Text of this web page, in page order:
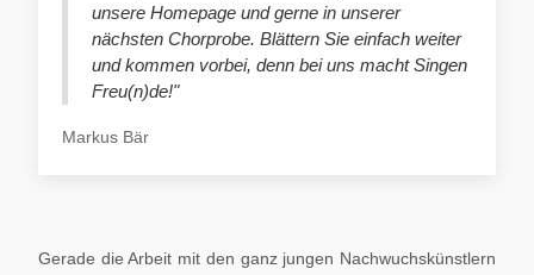
unsere Homepage und gerne in unserer
nächsten Chorprobe. Blättern Sie einfach weiter
und kommen vorbei, denn bei uns macht Singen
Freu(n)de!"
Markus Bär
Gerade die Arbeit mit den ganz jungen Nachwuchskünstlern